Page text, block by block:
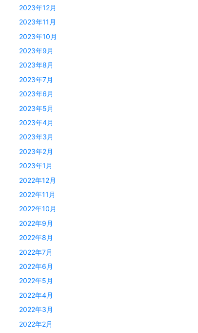
2023年12月
2023年11月
2023年10月
2023年9月
2023年8月
2023年7月
2023年6月
2023年5月
2023年4月
2023年3月
2023年2月
2023年1月
2022年12月
2022年11月
2022年10月
2022年9月
2022年8月
2022年7月
2022年6月
2022年5月
2022年4月
2022年3月
2022年2月